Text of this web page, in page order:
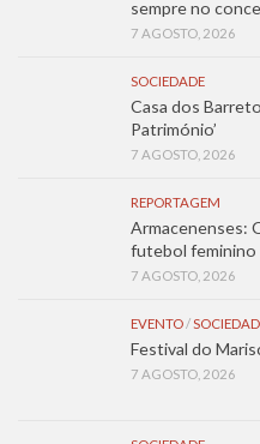
sempre no
7 AGOSTO, 2026
SOCIEDADE
Casa dos
Património’
7 AGOSTO, 2026
REPORTAGEM
Armacenenses:
futebol feminino
7 AGOSTO, 2026
EVENTO/
Festival do
7 AGOSTO, 2026